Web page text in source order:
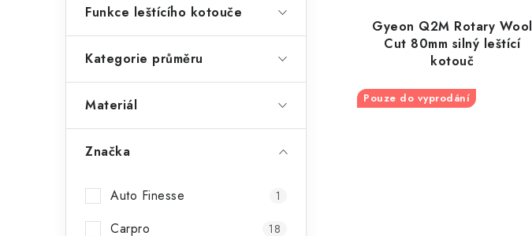
Funkce leštícího kotouče
Kategorie průměru
Materiál
Značka
Auto Finesse 1
Carpro 18
Gyeon Q2M Rotary Wool
Cut 80mm silný leštící
kotouč
Pouze do vyprodání